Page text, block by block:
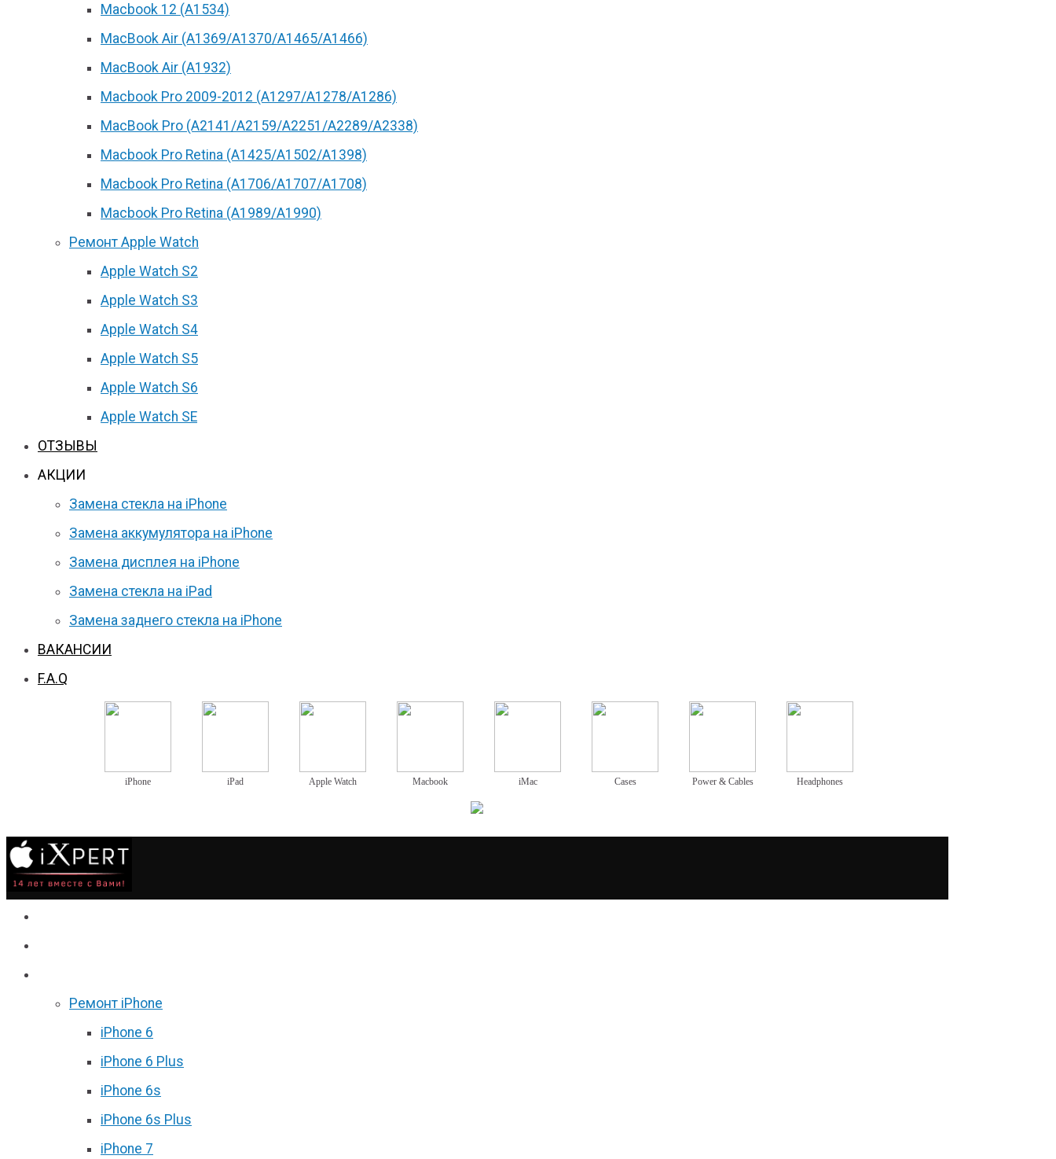
Macbook 12 (А1534)
MacBook Air (A1369/A1370/A1465/A1466)
MacBook Air (A1932)
Macbook Pro 2009-2012 (A1297/A1278/A1286)
MacBook Pro (А2141/А2159/А2251/A2289/A2338)
Macbook Pro Retina (А1425/A1502/A1398)
Macbook Pro Retina (А1706/A1707/A1708)
Macbook Pro Retina (А1989/A1990)
Ремонт Apple Watch
Apple Watch S2
Apple Watch S3
Apple Watch S4
Apple Watch S5
Apple Watch S6
Apple Watch SE
ОТЗЫВЫ
АКЦИИ
Замена стекла на iPhone
Замена аккумулятора на iPhone
Замена дисплея на iPhone
Замена стекла на iPad
Замена заднего стекла на iPhone
ВАКАНСИИ
F.A.Q
iPhone iPad Apple Watch Macbook iMac Cases Power & Cables Headphones
Ремонт iPhone
iPhone 6
iPhone 6 Plus
iPhone 6s
iPhone 6s Plus
iPhone 7